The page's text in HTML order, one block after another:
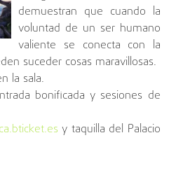
demuestran que cuando la
voluntad de un ser humano
valiente se conecta con la
suceder cosas maravillosas.
la sala.
bonificada y sesiones de
y taquilla del Palacio